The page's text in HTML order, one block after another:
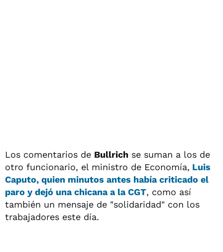
Los comentarios de Bullrich se suman a los de
otro funcionario, el ministro de Economía, Luis
Caputo, quien minutos antes había criticado el
paro y dejó una chicana a laCGT, como así
también un mensaje de "solidaridad" con los
trabajadores este día.